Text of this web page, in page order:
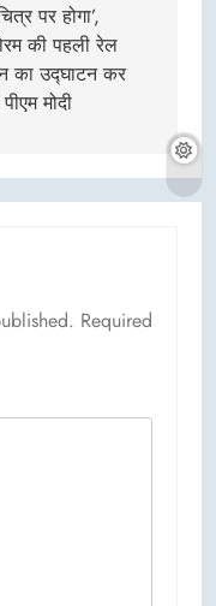
पर होगा’,
की पहली रेल
का उद्घाटन कर
मोदी
Required